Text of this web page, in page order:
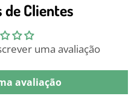
de Clientes
uma avaliação
avaliação